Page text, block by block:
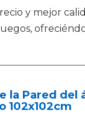
y mejor
la Pared
102x102cm